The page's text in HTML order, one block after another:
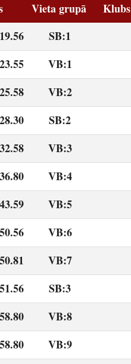
Vieta grupā Klubs
SB:1
VB:1
VB:2
SB:2
VB:3
VB:4
VB:5
VB:6
VB:7
SB:3
VB:8
VB:9